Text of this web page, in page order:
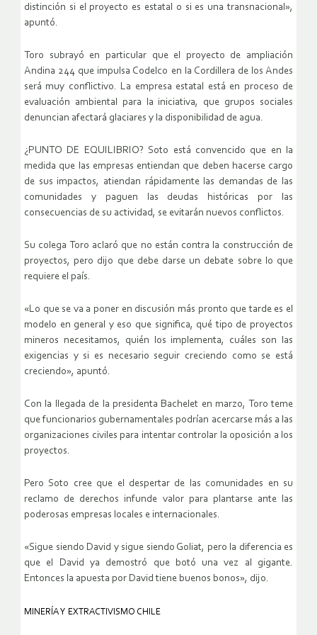
distinción si el proyecto es estatal o si es una transnacional»,
apuntó.
Toro subrayó en particular que el proyecto de ampliación
Andina 244 que impulsa Codelco en la Cordillera de los Andes
será muy conflictivo. La empresa estatal está en proceso de
evaluación ambiental para la iniciativa, que grupos sociales
denuncian afectará glaciares y la disponibilidad de agua.
¿PUNTO DE EQUILIBRIO? Soto está convencido que en la
medida que las empresas entiendan que deben hacerse cargo
de sus impactos, atiendan rápidamente las demandas de las
comunidades y paguen las deudas históricas por las
consecuencias de su actividad, se evitarán nuevos conflictos.
Su colega Toro aclaró que no están contra la construcción de
proyectos, pero dijo que debe darse un debate sobre lo que
requiere el país.
«Lo que se va a poner en discusión más pronto que tarde es el
modelo en general y eso que significa, qué tipo de proyectos
mineros necesitamos, quién los implementa, cuáles son las
exigencias y si es necesario seguir creciendo como se está
creciendo», apuntó.
Con la llegada de la presidenta Bachelet en marzo, Toro teme
que funcionarios gubernamentales podrían acercarse más a las
organizaciones civiles para intentar controlar la oposición a los
proyectos.
Pero Soto cree que el despertar de las comunidades en su
reclamo de derechos infunde valor para plantarse ante las
poderosas empresas locales e internacionales.
«Sigue siendo David y sigue siendo Goliat, pero la diferencia es
que el David ya demostró que botó una vez al gigante.
Entonces la apuesta por David tiene buenos bonos», dijo.
MINERÍA Y EXTRACTIVISMO CHILE